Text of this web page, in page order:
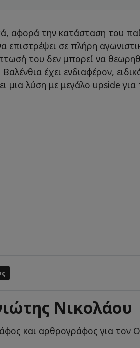
αφορά την κατάσταση του
επιστρέψει σε πλήρη
του δεν μπορεί να
έχει ενδιαφέρον,
μια λύση με μεγάλο upside για
Νικολάου
και αρθρογράφος για τον